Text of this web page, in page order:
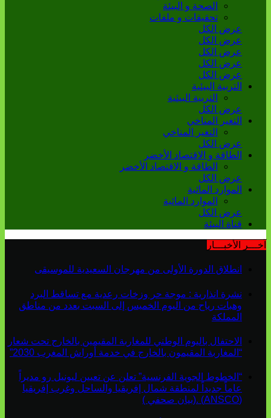
الصحة و البيئة
تحقيقات و ملفات
عرض الكل
عرض الكل
عرض الكل
عرض الكل
عرض الكل
التربية البيئية
التربية البيئية
عرض الكل
التغير المناخي
التغير المناخي
عرض الكل
الطاقة و الاقتصاد الأخضر
الطاقة و الاقتصاد الأخضر
عرض الكل
الموارد المائية
الموارد المائية
عرض الكل
قناة البيئة
آخـــر الأخبـــار
انطلاق الدورة الأولى من مهرجان السعيدية للموسيقى
نشرة انذارية : موجة حر وزخات رعدية مع تساقط البرد
وهبات رياح من اليوم الخميس إلى السبت بعدد من مناطق
المملكة
الاحتفال باليوم الوطني للمغاربة المقيمين بالخارج تحت شعار
“المغاربة المقيمون بالخارج في خدمة أوراش المغرب 2030”
“الخطوط الجوية الفرنسية” تعلن عن تعيين ليونيل رو مديراً
عاماً جديداً لمنطقة شمال إفريقيا والساحل وغرب إفريقيا
(ANSCO) .(بيان صحفي )